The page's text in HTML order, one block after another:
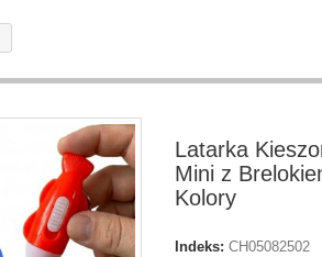
Latarka
Mini z
Kolory
Indeks: CH05082502